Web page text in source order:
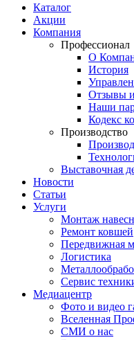
Каталог
Акции
Компания
Профессионал
О
История
Отзывы
Наши
Кодекс
Производство
Выставочная
Новости
Статьи
Услуги
Монтаж
Ремонт ковшей
Передвижная
Логистика
Сервис
Медиацентр
Фото и видео
Вселенная
СМИ о нас